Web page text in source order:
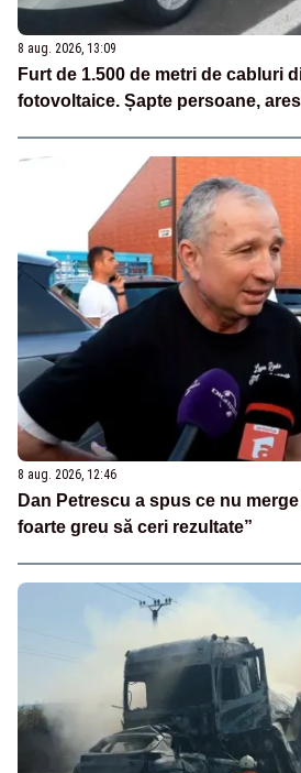
8 aug. 2026, 13:09
Furt de 1.500 de metri de cabluri
fotovoltaice. Șapte persoane,
8 aug. 2026, 12:46
Dan Petrescu a spus ce nu
foarte greu să ceri rezultate”